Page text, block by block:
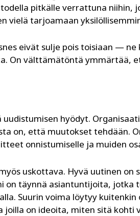
pitkälle verrattuna niihin,
vielä tarjoamaan yksilö
eivät sulje pois toisiaan — ne
On välttämätöntä ymmärtää,
hyödyt.
on, että muutokset tehdään.
onnistumiselle ja muiden
uskottava. Hyvä uutinen
on täynnä asiantuntijoita, jotka
Suurin voima löytyy
on ideoita, miten sitä kohti